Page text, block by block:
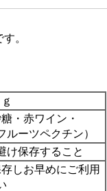
。
・赤ワイン・
ルーツペクチン）
け保存すること
しお早めにご利用